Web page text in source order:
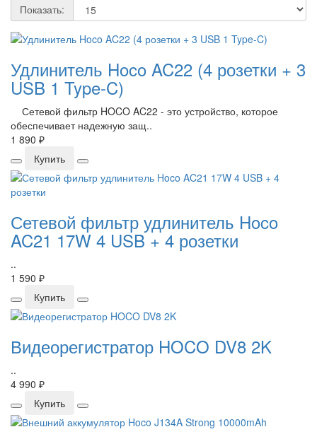
Показать:
Удлинитель Hoco AC22 (4 розетки + 3
USB 1 Type-C)
Сетевой фильтр HOCO AC22 - это устройство, которое
обеспечивает надежную защ..
1 890 ₽
Купить
Сетевой фильтр удлинитель Hoco
AC21 17W 4 USB + 4 розетки
..
1 590 ₽
Купить
Видеорегистратор HOCO DV8 2K
..
4 990 ₽
Купить